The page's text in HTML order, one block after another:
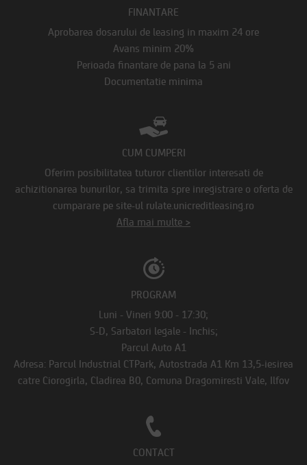
FINANTARE
Aprobarea dosarului de leasing in maxim 24 ore
Avans minim 20%
Perioada finantare de pana la 5 ani
Documentatie minima
CUM CUMPERI
Oferim posibilitatea tuturor clientilor interesati de
achizitionarea bunurilor, sa trimita spre inregistrare o oferta de
cumparare pe site-ul rulate.unicreditleasing.ro
Afla mai multe >
PROGRAM
Luni - Vineri 9:00 - 17:30;
S-D, Sarbatori legale - Inchis;
Parcul Auto A1
Adresa: Parcul Industrial CTPark, Autostrada A1 Km 13,5-iesirea
catre Ciorogirla, Cladirea B0, Comuna Dragomiresti Vale, Ilfov
CONTACT